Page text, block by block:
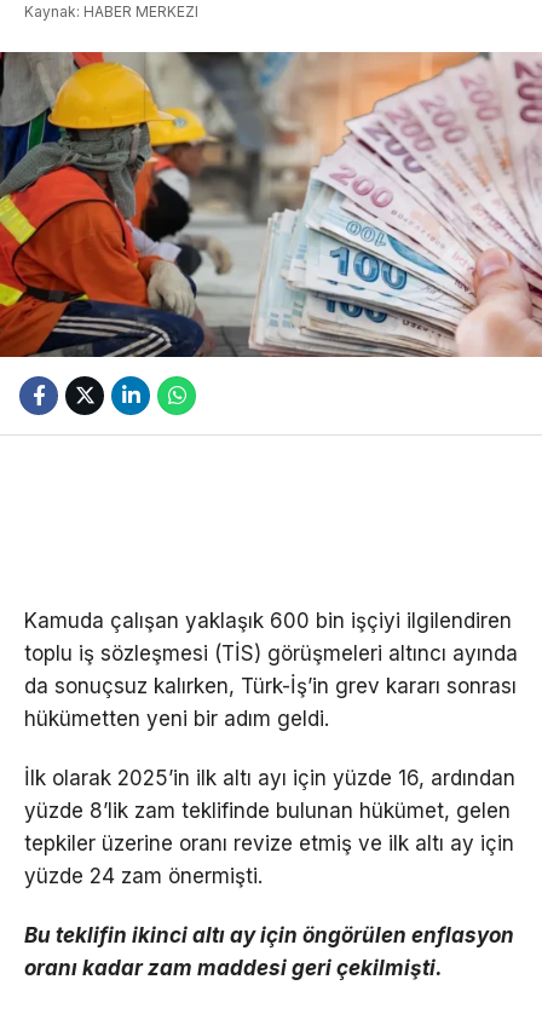
Kaynak: HABER MERKEZI
Kamuda çalışan yaklaşık 600 bin işçiyi ilgilendiren
toplu iş sözleşmesi (TİS) görüşmeleri altıncı ayında
da sonuçsuz kalırken, Türk-İş’in grev kararı sonrası
hükümetten yeni bir adım geldi.
İlk olarak 2025’in ilk altı ayı için yüzde 16, ardından
yüzde 8’lik zam teklifinde bulunan hükümet, gelen
tepkiler üzerine oranı revize etmiş ve ilk altı ay için
yüzde 24 zam önermişti.
Bu teklifin ikinci altı ay için öngörülen enflasyon
oranı kadar zam maddesi geri çekilmişti.